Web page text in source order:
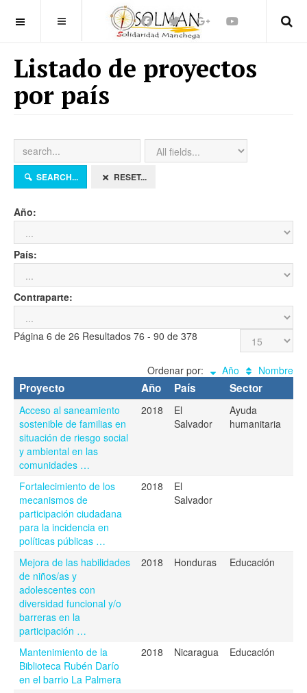
OFF CANVAS
Listado de proyectos
por país
SEARCH... RESET...
Año:
País:
Contraparte:
Página 6 de 26 Resultados 76 - 90 de 378
Ordenar por: Año Nombre
Proyecto Año País Sector
Acceso al saneamiento
sostenible de familias en
situación de riesgo social
y ambiental en las
comunidades …
2018
El
Salvador
Ayuda
humanitaria
Fortalecimiento de los
mecanismos de
participación ciudadana
para la incidencia en
políticas públicas …
2018
El
Salvador
Mejora de las habilidades
de niños/as y
adolescentes con
diversidad funcional y/o
barreras en la
participación …
2018 Honduras Educación
Mantenimiento de la
Biblioteca Rubén Darío
en el barrio La Palmera
2018 Nicaragua Educación